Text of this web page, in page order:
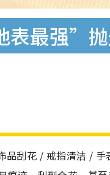
最强”抛
刮花 / 戒指清洁 /